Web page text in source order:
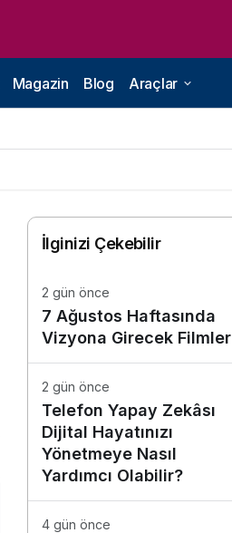
Magazin Blog Araçlar
İlginizi Çekebilir
2 gün önce
7 Ağustos Haftasında
Vizyona Girecek Filmler
2 gün önce
Telefon Yapay Zekâsı
Dijital Hayatınızı
Yönetmeye Nasıl
Yardımcı Olabilir?
4 gün önce